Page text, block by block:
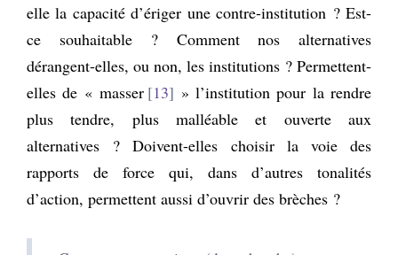
elle la capacité d’ériger une contre-institution ? Est-
ce souhaitable ? Comment nos alternatives
dérangent-elles, ou non, les institutions ? Permettent-
elles de « masser 13
» l’institution pour la rendre
plus tendre, plus malléable et ouverte aux
alternatives ? Doivent-elles choisir la voie des
rapports de force qui, dans d’autres tonalités
d’action, permettent aussi d’ouvrir des brèches ?